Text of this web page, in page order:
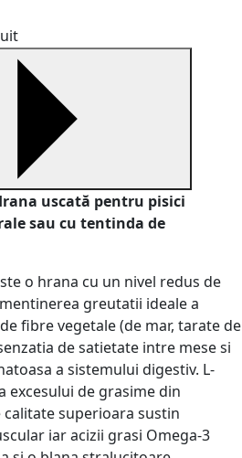
uscată pentru pisici
sau cu tentinda de
o hrana cu un nivel redus de
greutatii ideale a
fibre vegetale (de mar, tarate de
de satietate intre mese si
a sistemului digestiv. L-
excesului de grasime din
superioara sustin
iar acizii grasi Omega-3